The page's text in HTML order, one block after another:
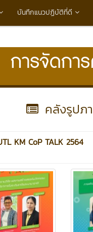
บันทึกแนวปฏิบัติที่ดี
คลังรูปภ
KM CoP TALK 2564